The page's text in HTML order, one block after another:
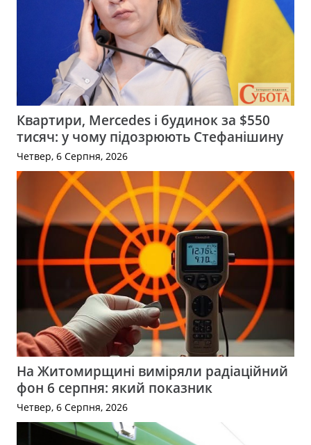
Квартири, Mercedes і будинок за $550
тисяч: у чому підозрюють Стефанішину
Четвер, 6 Серпня, 2026
На Житомирщині виміряли радіаційний
фон 6 серпня: який показник
Четвер, 6 Серпня, 2026